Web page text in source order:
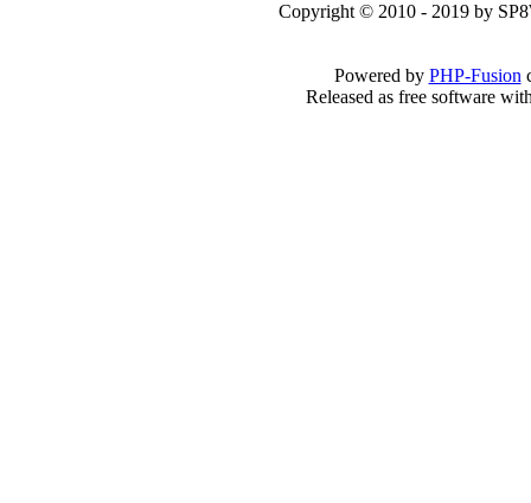
Copyright © 2010 - 2019 by
Powered by PHP-Fusion
Released as free software